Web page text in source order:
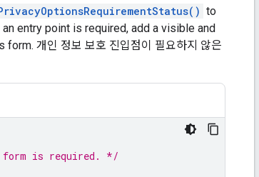
to
entry point is required, add a visible and
개인 정보 보호 진입점이 필요하지 않은
form is required. */